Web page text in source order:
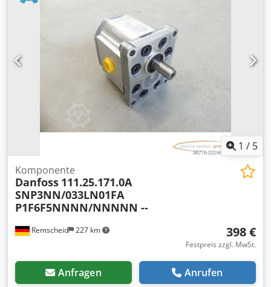
1 / 5
Remscheid 227 km
Komponente
Danfoss 111.25.171.0A
SNP3NN/033LN01FA
P1F6F5NNNN/NNNNN --
398 €
Festpreis zzgl. MwSt.
Anfragen Anrufen